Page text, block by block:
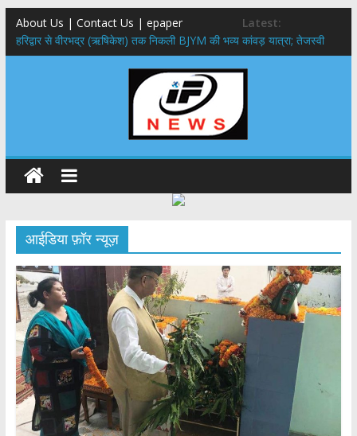
About Us | Contact Us | epaper
Latest:
​हरिद्वार से वीरभद्र (ऋषिकेश) तक निकली BJYM की भव्य कांवड़ यात्रा; तेजस्वी
सूर्या ने की देश व प्रदेशवासियों के कल्याण की कामना
नंदा की चौकी पुल हादसा: PWD के EE, AE और JE निलंबित, सीएम धामी के निर्देश
मुख्यमंत्री ने 9 लाख 87 हजार17 पेंशन लाभार्थियों को कुल 146 करोड़ 32 लाख
राष्ट्रीय हथकरघा दिवस पर मुख्यमंत्री धामी ने उत्कृष्ट बुनकरों और हस्तशिल्प
कारीगरों को किया सम्मानित
​धामी कैबिनेट का बड़ा फैसला: पशुपालकों को 60% तक सब्सिडी, गंगा एक्सप्रेसवे का
हरिद्वार तक होगा विस्तार
आईडिया फ़ॉर न्यूज़